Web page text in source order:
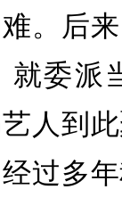
。后
就委派
人到
过多